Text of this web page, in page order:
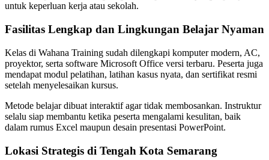
untuk keperluan kerja atau sekolah.
Fasilitas Lengkap dan Lingkungan Belajar Nyaman
Kelas di Wahana Training sudah dilengkapi komputer modern, AC,
proyektor, serta software Microsoft Office versi terbaru. Peserta juga
mendapat modul pelatihan, latihan kasus nyata, dan sertifikat resmi
setelah menyelesaikan kursus.
Metode belajar dibuat interaktif agar tidak membosankan. Instruktur
selalu siap membantu ketika peserta mengalami kesulitan, baik
dalam rumus Excel maupun desain presentasi PowerPoint.
Lokasi Strategis di Tengah Kota Semarang